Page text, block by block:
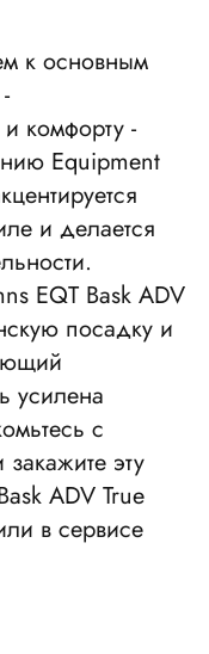
к основным
комфорту -
Equipment
и делается
EQT Bask ADV
посадку и
усилена
с
эту
ADV True
в сервисе